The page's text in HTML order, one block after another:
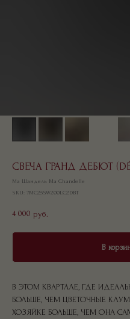
СВЕЧА ГРАНД ДЕБЮТ
Ма Шандель Ma Chandelle
SKU: 7MC25SW200LC2DBT
4 000 руб.
В
В ЭТОМ КВАРТАЛЕ, ГДЕ
БОЛЬШЕ, ЧЕМ ЦВЕТОЧНЫЕ
ХОЗЯЙКЕ БОЛЬШЕ, ЧЕМ ОНА